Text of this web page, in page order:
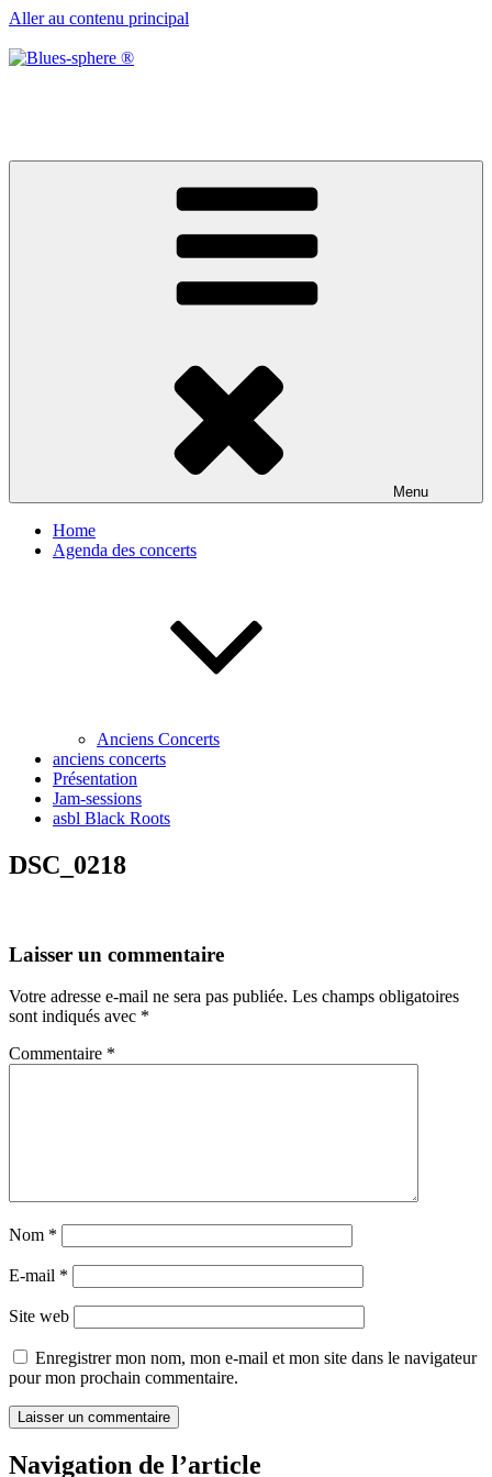
Aller au contenu principal
Menu
Home
Agenda des concerts
Anciens Concerts
anciens concerts
Présentation
Jam-sessions
asbl Black Roots
DSC_0218
Laisser un commentaire
Votre adresse e-mail ne sera pas publiée. Les champs obligatoires
sont indiqués avec *
Commentaire *
Nom *
E-mail *
Site web
Enregistrer mon nom, mon e-mail et mon site dans le navigateur
pour mon prochain commentaire.
Navigation de l’article